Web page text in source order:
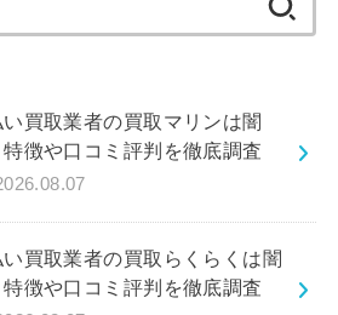
索:
い買取業者の買取マリンは闇
徴や口コミ評判を徹底調査
い買取業者の買取らくらくは闇
徴や口コミ評判を徹底調査